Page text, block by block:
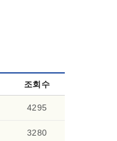
조회수
4295
3280